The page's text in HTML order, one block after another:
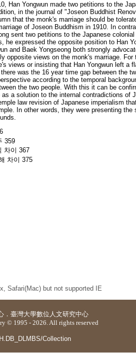
Han Yongwun made two petitions to the
in the journal of "Joseon Buddhist
that the monk's marriage should be
of Joseon Buddhism in 1910. In
sent two petitions to the Japanese
he expressed the opposite position to Han
and Baek Yongseong both strongly
opposite views on the monk's marriage.
views or insisting that Han Yongwun left a
was the 16 year time gap between the
according to the temporal
the two people. With this it can be
a solution to the internal contradictions of
law revision of Japanese imperialism
In other words, they were presenting the
359
차이 367
차이 375
Safari(Mac) but not supported IE
． 臺灣大學數位人文研究中心
© 1995 - 2026. All rights reserved
Collection